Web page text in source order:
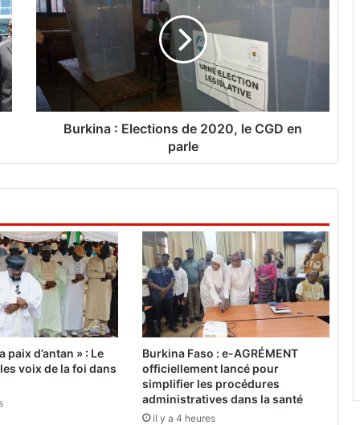
r
i
:
e
o
n
s
d
e
2
0
2
Burkina : Elections de 2020, le CGD en
parle
paix d’antan » : Le
voix de la foi dans
Burkina Faso : e-AGRÉMENT
officiellement lancé pour
simplifier les procédures
administratives dans la santé
il y a 4 heures